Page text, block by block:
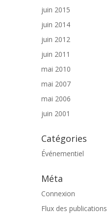
juin 2015
juin 2014
juin 2012
juin 2011
mai 2010
mai 2007
mai 2006
juin 2001
Catégories
Événementiel
Méta
Connexion
Flux des publications